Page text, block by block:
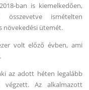
ban is kiemelkedően,
ismételten
növekedési ütemét.
volt előző évben, ami
az adott héten legalább
Az alkalmazott